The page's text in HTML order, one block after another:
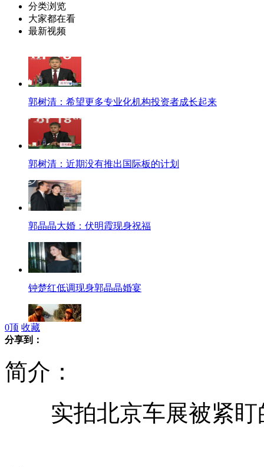
分类浏览
大家都在看
最新视频
郭树清：希望更多专业化机构投资者成长起来
郭树清：近期没有推出国际板的计划
郭晶晶大婚：伏明霞现身祝福
钟楚红低调现身郭晶晶婚宴
九把刀赴渝谈梦想 鼓励年轻人“多犯错”
0顶 收藏
分享到：
简介：
实拍北京车展被紧盯